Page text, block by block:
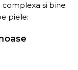
si bine
piele: